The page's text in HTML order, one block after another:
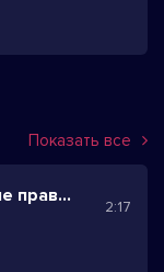
Показать все
Ты сказала герой да это не правда
2:17